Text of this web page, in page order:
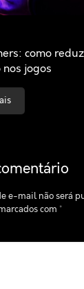
como
jogos
e-mail não será
com *